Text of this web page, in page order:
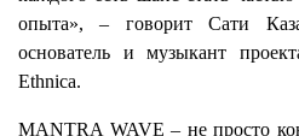
опыта», – говорит Сати
основатель и музыкант
Ethnica.
MANTRA WAVE – не просто